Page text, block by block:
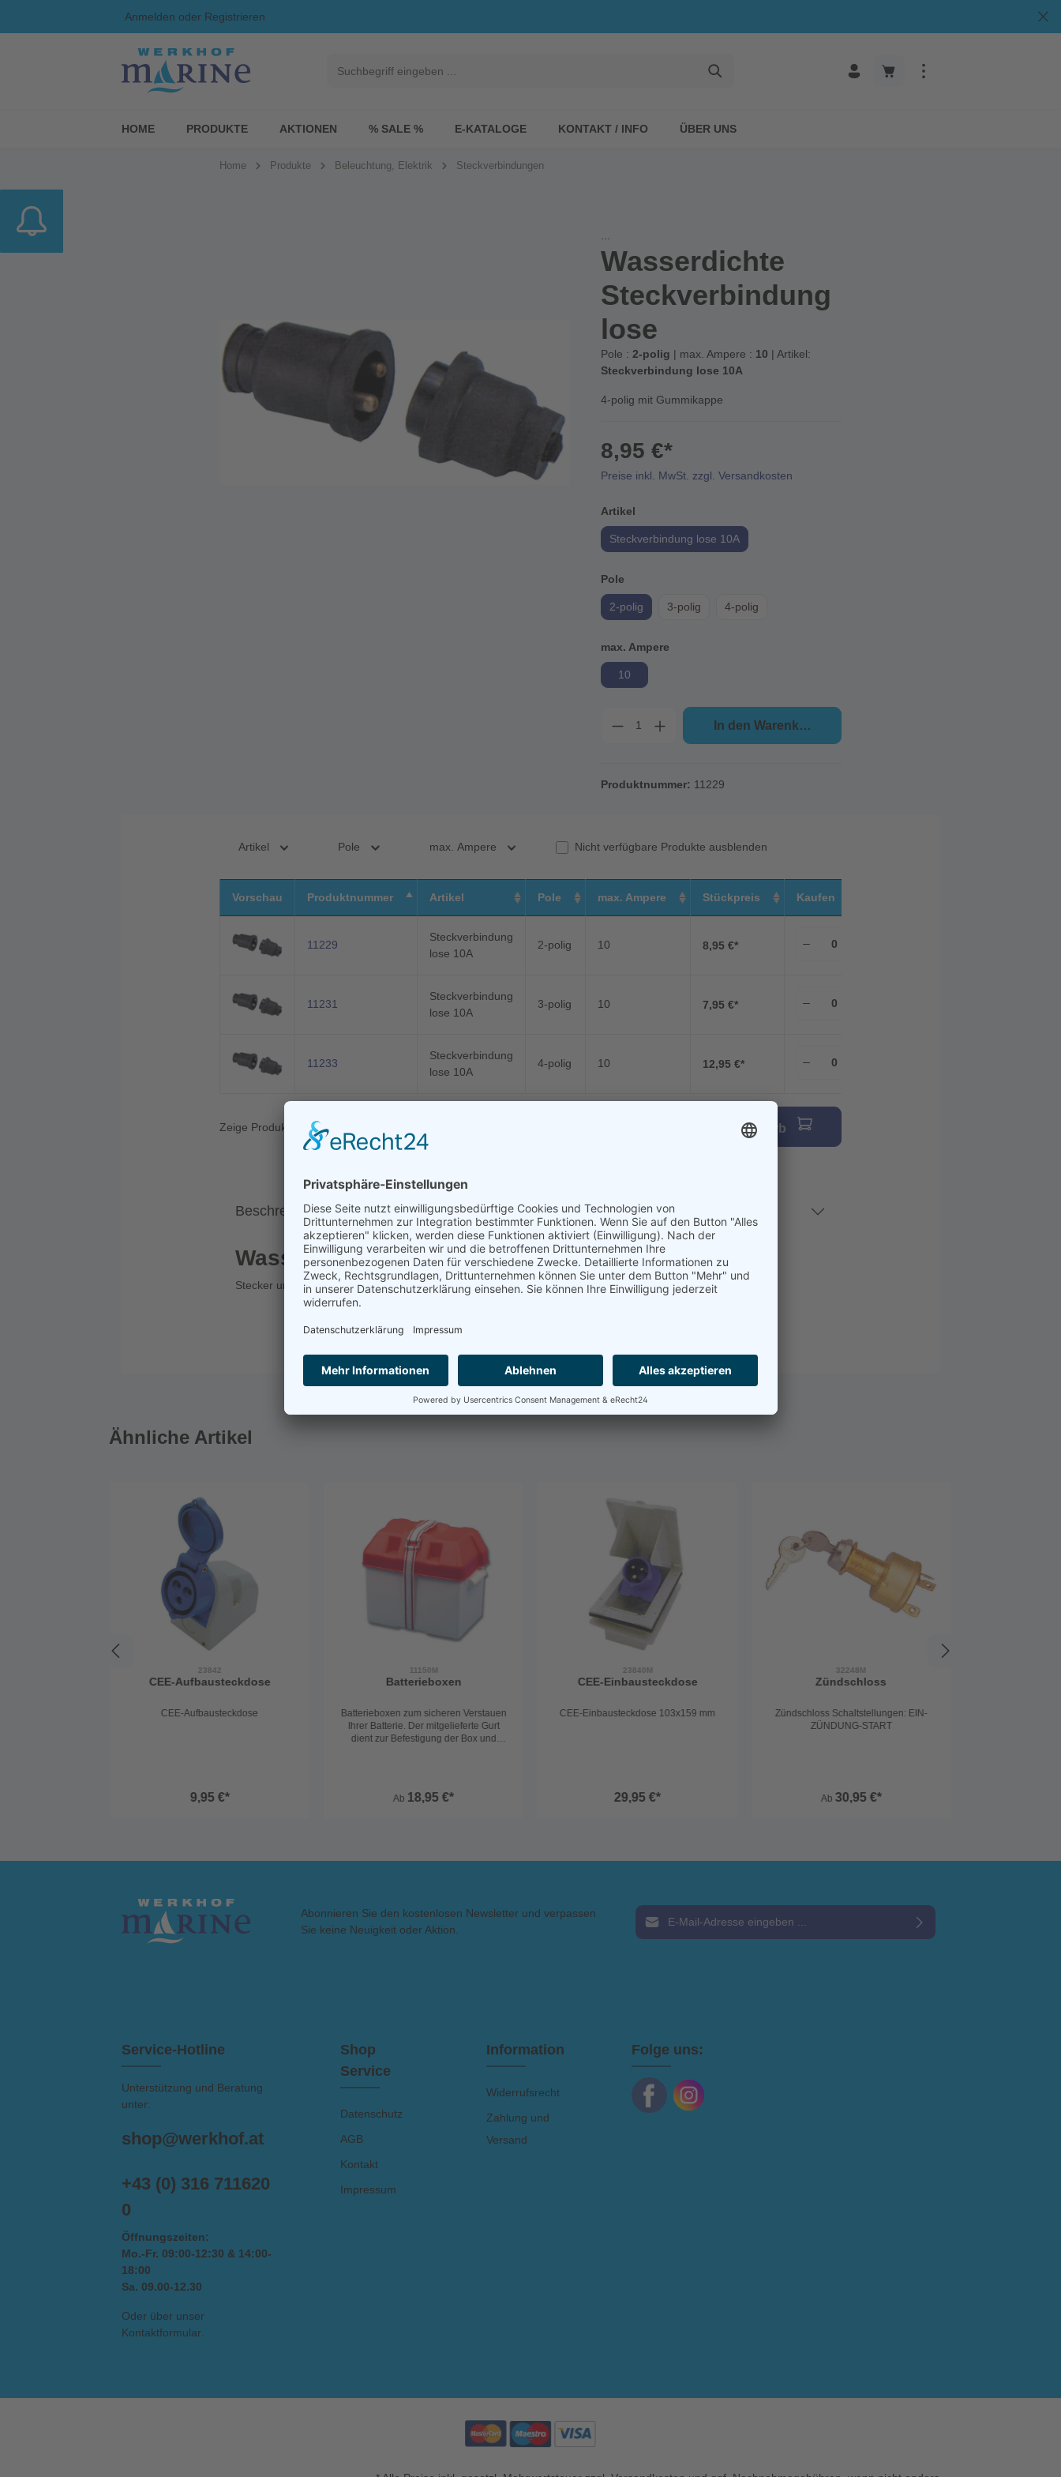
Anmelden oder Registrieren
HOME PRODUKTE AKTIONEN % SALE % E-KATALOGE KONTAKT / INFO ÜBER UNS
Home Produkte Beleuchtung, Elektrik Steckverbindungen
Wasserdichte
Steckverbindung
lose
Pole : 2-polig | max. Ampere : 10 | Artikel:
Steckverbindung lose 10A
4-polig mit Gummikappe
8,95 €*
Preise inkl. MwSt. zzgl. Versandkosten
Artikel
Steckverbindung lose 10A
Pole
2-polig 3-polig 4-polig
max. Ampere
10
In den Warenkorb
Produktnummer: 11229
Artikel Pole max. Ampere Nicht verfügbare Produkte ausblenden
Vorschau Produktnummer Artikel Pole max. Ampere Stückpreis Kaufen
11229
Steckverbindung
lose 10A
2-polig 10 8,95 €*
11231
Steckverbindung
lose 10A
3-polig 10 7,95 €*
11233
Steckverbindung
lose 10A
4-polig 10 12,95 €*
Zeige Produkte 1 bis 3 von 3 Produkten Alle in den Warenkorb
Beschreibung
Wasserdichte Steckverbindung lose
Stecker und Steckdose mit Gummikappe
Ähnliche Artikel
23842
CEE-Aufbausteckdose
CEE-Aufbausteckdose
9,95 €*
11150M
Batterieboxen
Batterieboxen zum sicheren Verstauen
Ihrer Batterie. Der mitgelieferte Gurt
dient zur Befestigung der Box und
Ab 18,95 €*
23840M
CEE-Einbausteckdose
CEE-Einbausteckdose 103x159 mm
29,95 €*
32248M
Zündschloss
Zündschloss Schaltstellungen: EIN-
ZÜNDUNG-START
Ab 30,95 €*
Abonnieren Sie den kostenlosen Newsletter und verpassen
Sie keine Neuigkeit oder Aktion.
E-Mail-Adresse*
Folge uns:
Service-Hotline
Unterstützung und Beratung
unter:
shop@werkhof.at
+43 (0) 316 711620
0
Öffnungszeiten:
Mo.-Fr. 09:00-12:30 & 14:00-
18:00
Sa. 09.00-12.30
Oder über unser
Kontaktformular
Shop
Service
Datenschutz
AGB
Kontakt
Impressum
Information
Widerrufsrecht
Zahlung und
Versand